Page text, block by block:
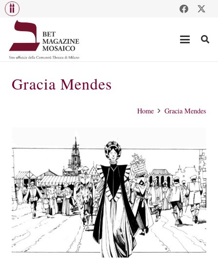
Gracia Mendes
Home Gracia Mendes